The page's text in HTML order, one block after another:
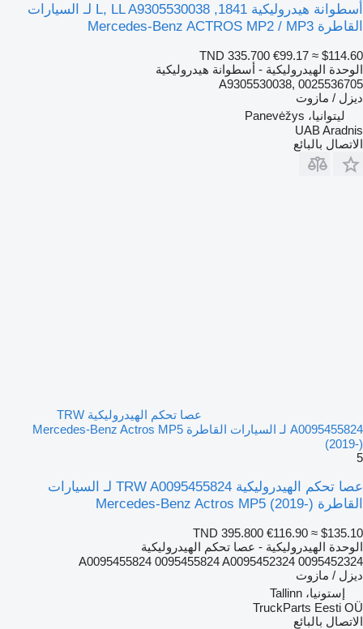
أسطوانة هيدروليكية 1841, L, LL A9305530038 لـ السيارات
القاطرة Mercedes-Benz ACTROS MP2 / MP3
TND 335.700 €99.17 ≈ $114.60
الوحدة الهيدروليكية - أسطوانة هيدروليكية
A9305530038, 0025536705
ديزل / مازوت
ليتوانيا، Panevėžys
UAB Aradnis
الاتصال بالبائع
عصا تحكم الهيدروليكية TRW
A0095455824 لـ السيارات القاطرة Mercedes-Benz Actros MP5
(2019-)
5
عصا تحكم الهيدروليكية TRW A0095455824 لـ السيارات
القاطرة Mercedes-Benz Actros MP5 (2019-)
TND 395.800 €116.90 ≈ $135.10
الوحدة الهيدروليكية - عصا تحكم الهيدروليكية
A0095455824 0095455824 A0095452324 0095452324
ديزل / مازوت
إستونيا، Tallinn
TruckParts Eesti OÜ
الاتصال بالبائع